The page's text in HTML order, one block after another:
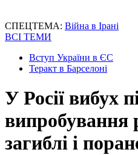
СПЕЦТЕМА: Війна в Ірані
ВСІ ТЕМИ
Вступ України в ЄС
Теракт в Барселоні
У Росії вибух
випробування
загиблі і